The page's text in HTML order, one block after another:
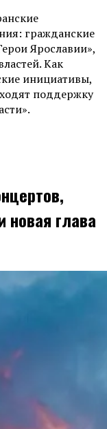
гражданские
Ярославии»,
Как
инициативы,
поддержку
глава